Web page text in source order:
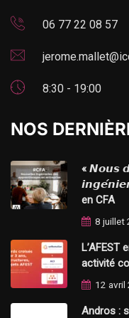
06 77 22 08 57
8:30 - 19:00
NOS
« 𝙉𝙤𝙪𝙨
en CFA
8 juillet
L’AFEST
activité
12 avril
Andros :